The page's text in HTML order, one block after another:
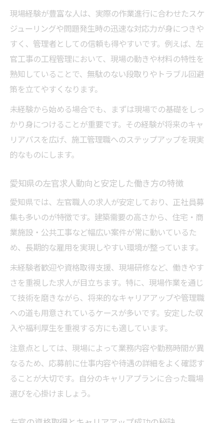
左官の技術力と施工管理力を両立させる働
き方
現場作業と管理業務を兼ねる左官職のメリ
ット
左官施工管理で専門性とマネジメント力を
愛知県で選ばれる技術兼管理型左官の特徴
左官と管理職の両立で叶う安定キャリアの
左官施工管理職の転職で重視すべきポイン
ト
愛知県の左官・施工管理求人選びの注意点
左官経験を活かした施工管理職への転職手
順
安定を求める左官施工管理の転職ノウハウ
左官・施工管理でキャリアアップする秘訣
長く働き続けたい方へ左官業界の選び方
左官業界で長く働くための職場環境の見極
め方
安定した左官施工管理職場を選ぶポイント
解説
左官職で働き続けるために必要な条件とは
左官施工管理でライフスタイルに合う働き
現場経験が豊富な人は、実際の作業進行に合わせたスケ
ジューリングや問題発生時の迅速な対応力が身につきや
すく、管理者としての信頼も得やすいです。例えば、左
官工事の工程管理において、現場の動きや材料の特性を
熟知していることで、無駄のない段取りやトラブル回避
策を立てやすくなります。
未経験から始める場合でも、まずは現場での基礎をしっ
かり身につけることが重要です。その経験が将来のキャ
リアパスを広げ、施工管理職へのステップアップを現実
的なものにします。
愛知県の左官求人動向と安定した働き方の特徴
愛知県では、左官職人の求人が安定しており、正社員募
集も多いのが特徴です。建築需要の高さから、住宅・商
業施設・公共工事など幅広い案件が常に動いているた
め、長期的な雇用を実現しやすい環境が整っています。
未経験者歓迎や資格取得支援、現場研修など、働きやす
さを重視した求人が目立ちます。特に、現場作業を通じ
て技術を磨きながら、将来的なキャリアアップや管理職
への道も用意されているケースが多いです。安定した収
入や福利厚生を重視する方にも適しています。
注意点としては、現場によって業務内容や勤務時間が異
なるため、応募前に仕事内容や待遇の詳細をよく確認す
ることが大切です。自分のキャリアプランに合った職場
選びを心掛けましょう。